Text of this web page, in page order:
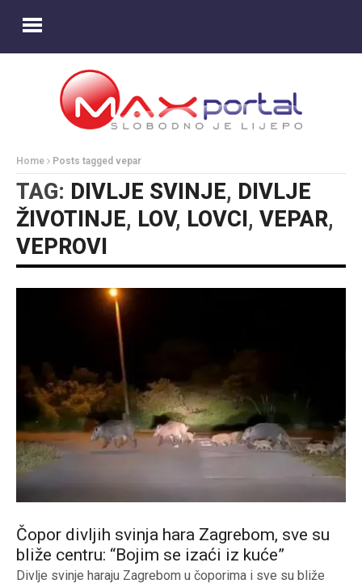
Home Posts tagged vepar
TAG: DIVLJE SVINJE, DIVLJE
ŽIVOTINJE, LOV, LOVCI , VEPAR,
VEPROVI
Čopor divljih svinja hara Zagrebom, sve su
bliže centru: “Bojim se izaći iz kuće”
Divlje svinje haraju Zagrebom u čoporima i sve su bliže